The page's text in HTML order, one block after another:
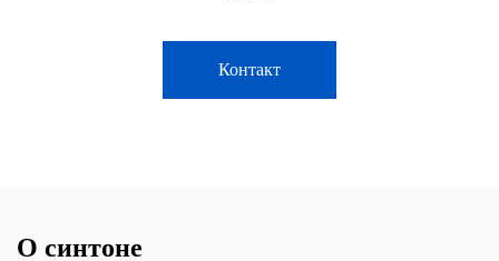
Контакт
О синтоне